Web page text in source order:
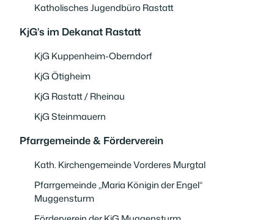
Katholisches Jugendbüro Rastatt
KjG’s im Dekanat Rastatt
KjG Kuppenheim-Oberndorf
KjG Ötigheim
KjG Rastatt / Rheinau
KjG Steinmauern
Pfarrgemeinde & Förderverein
Kath. Kirchengemeinde Vorderes Murgtal
Pfarrgemeinde „Maria Königin der Engel“
Muggensturm